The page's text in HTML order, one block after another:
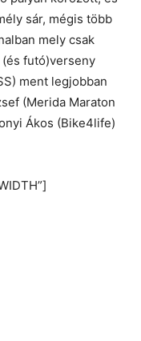
sár, mégis több
mely csak
futó)verseny
ment legjobban
(Merida Maraton
Ákos (Bike4life)